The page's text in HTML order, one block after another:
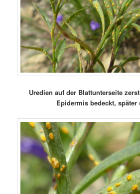
Uredien auf der Blattunterseite
Epidermis bedeckt, später